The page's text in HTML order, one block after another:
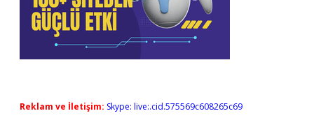
Reklam ve İletişim: Skype: live:.cid.575569c608265c69